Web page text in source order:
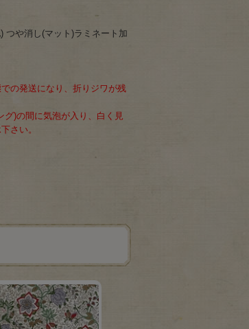
つや消し(マット)ラミネート加
の発送になり、折りジワが残
グ)の間に気泡が入り、白く見
さい。